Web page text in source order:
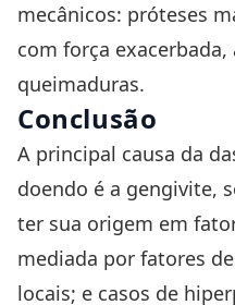
mecânicos: próteses
com força
queimaduras.
Conclusão
A principal causa da
doendo é a gengivite,
ter sua origem em
mediada por fatores
locais; e casos de